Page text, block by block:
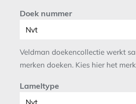
Doek nummer
Veldman doekencollectie werkt
merken doeken. Kies hier het merk
Lameltype